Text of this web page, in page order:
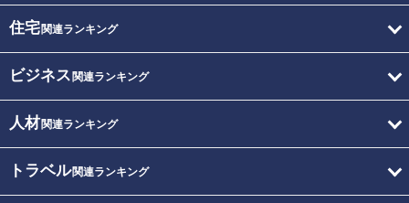
住宅関連ランキング
ビジネス 関連ランキング
人材関連ランキング
トラベル関連ランキング